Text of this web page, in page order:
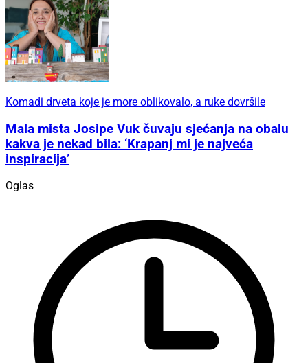
Komadi drveta koje je more oblikovalo, a ruke dovršile
Mala mista Josipe Vuk čuvaju sjećanja na obalu
kakva je nekad bila: ‘Krapanj mi je najveća
inspiracija’
Oglas